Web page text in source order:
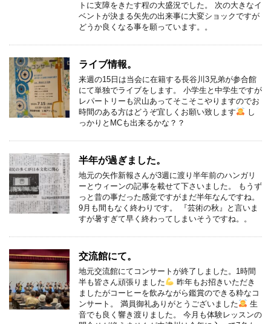
トに支障をきたす程の大盛況でした。 次の大きなイ
ベントが決まる矢先の出来事に大変ショックですが
どうか良くなる事を願っています。。
ライブ情報。
来週の15日は当会に在籍する長谷川3兄弟が参合館
にて単独でライブをします。 小学生と中学生ですが
レパートリーも沢山あってそこそこやりますのでお
時間のある方はどうぞ宜しくお願い致します
し
っかりとMCも出来るかな？？
半年が過ぎました。
地元の矢作新報さんが3週に渡り半年前のハンガリ
ーとウィーンの記事を載せて下さいました。 もうず
っと昔の事だった感覚ですがまだ半年なんですね。
9月も間もなく終わりです。 『芸術の秋』と言いま
すが暑すぎて早く終わってしまいそうですね。。
交流館にて。
地元交流館にてコンサートが終了しました。1時間
半も皆さん頑張りました
昨年もお招きいただき
ましたがコーヒーを飲みながら鑑賞のできる粋なコ
ンサート。 満員御礼ありがとうございました
生
音でも良く響き渡りました。 今月も体験レッスンの